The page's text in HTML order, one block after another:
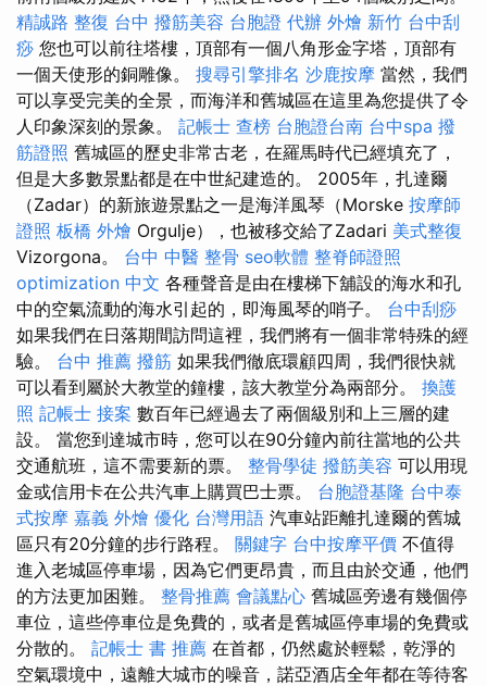
精誠路 整復 台中 撥筋美容 台胞證 代辦 外燴 新竹 台中刮
痧 您也可以前往塔樓，頂部有一個八角形金字塔，頂部有
一個天使形的銅雕像。 搜尋引擎排名 沙鹿按摩 當然，我們
可以享受完美的全景，而海洋和舊城區在這里為您提供了令
人印象深刻的景象。 記帳士 查榜 台胞證台南 台中spa 撥
筋證照 舊城區的歷史非常古老，在羅馬時代已經填充了，
但是大多數景點都是在中世紀建造的。 2005年，扎達爾
（Zadar）的新旅遊景點之一是海洋風琴（Morske 按摩師
證照 板橋 外燴 Orgulje），也被移交給了Zadari 美式整復
Vizorgona。 台中 中醫 整骨 seo軟體 整脊師證照
optimization 中文 各種聲音是由在樓梯下舖設的海水和孔
中的空氣流動的海水引起的，即海風琴的哨子。 台中刮痧
如果我們在日落期間訪問這裡，我們將有一個非常特殊的經
驗。 台中 推薦 撥筋 如果我們徹底環顧四周，我們很快就
可以看到屬於大教堂的鐘樓，該大教堂分為兩部分。 換護
照 記帳士 接案 數百年已經過去了兩個級別和上三層的建
設。 當您到達城市時，您可以在90分鐘內前往當地的公共
交通航班，這不需要新的票。 整骨學徒 撥筋美容 可以用現
金或信用卡在公共汽車上購買巴士票。 台胞證基隆 台中泰
式按摩 嘉義 外燴 優化 台灣用語 汽車站距離扎達爾的舊城
區只有20分鐘的步行路程。 關鍵字 台中按摩平價 不值得
進入老城區停車場，因為它們更昂貴，而且由於交通，他們
的方法更加困難。 整骨推薦 會議點心 舊城區旁邊有幾個停
車位，這些停車位是免費的，或者是舊城區停車場的免費或
分散的。 記帳士 書 推薦 在首都，仍然處於輕鬆，乾淨的
空氣環境中，遠離大城市的噪音，諾亞酒店全年都在等待客